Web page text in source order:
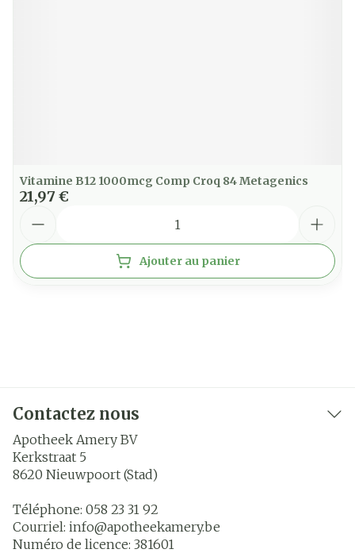
Vitamine B12 1000mcg Comp Croq 84 Metagenics
21,97 €
Ajouter au panier
Contactez nous
Apotheek Amery BV
Kerkstraat 5
8620 Nieuwpoort (Stad)
Téléphone: 058 23 31 92
Courriel: info@apotheekamery.be
Numéro de licence: 381601